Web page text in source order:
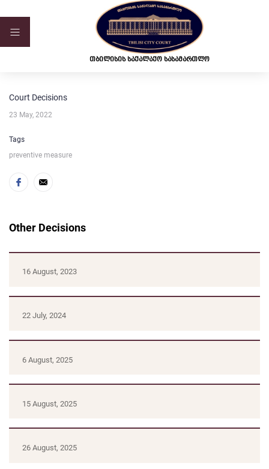
ვებ-გვერდი მუშაობს სატესტო რეჟიმში
თბილისის საქალაქო სასამართლო
Court Decisions
23 May, 2022
Tags
preventive measure
Other Decisions
16 August, 2023
22 July, 2024
6 August, 2025
15 August, 2025
26 August, 2025